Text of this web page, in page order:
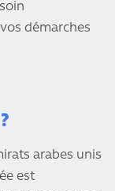
démarches
arabes unis
est